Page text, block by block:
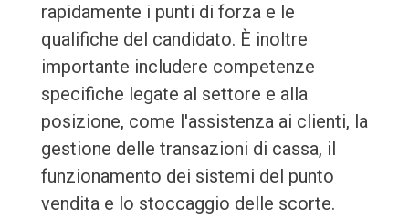
rapidamente i punti di forza e le
qualifiche del candidato. È inoltre
importante includere competenze
specifiche legate al settore e alla
posizione, come l'assistenza ai clienti, la
gestione delle transazioni di cassa, il
funzionamento dei sistemi del punto
vendita e lo stoccaggio delle scorte.